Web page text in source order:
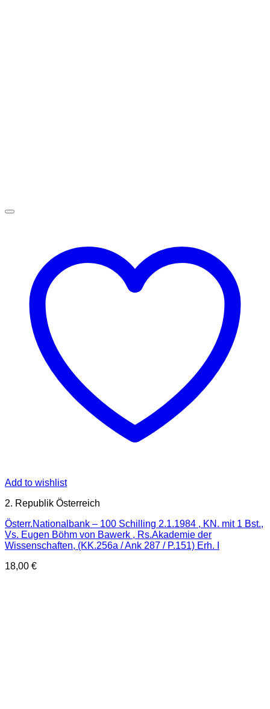
Add to wishlist
2. Republik Österreich
Österr.Nationalbank – 100 Schilling 2.1.1984 , KN. mit 1 Bst.,
Vs. Eugen Böhm von Bawerk , Rs.Akademie der
Wissenschaften, (KK.256a / Ank 287 / P.151) Erh. I
18,00 €